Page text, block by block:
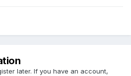
later. If you have an account,